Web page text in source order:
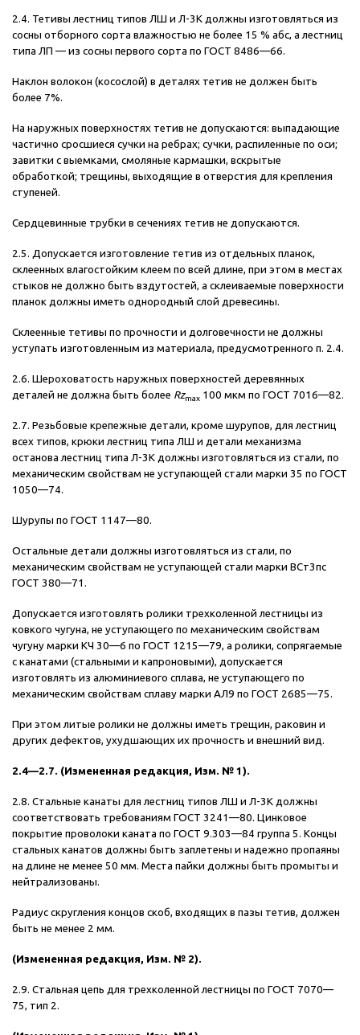
2.4. Тетивы лестниц типов ЛШ и Л-3К должны изготовляться из
сосны отборного сорта влажностью не более 15 % абс, а лестниц
типа ЛП — из сосны первого сорта по ГОСТ 8486—66.
Наклон волокон (косослой) в деталях тетив не должен быть
более 7%.
На наружных поверхностях тетив не допускаются: выпадающие
частично сросшиеся сучки на ребрах; сучки, распиленные по оси;
завитки с выемками, смоляные кармашки, вскрытые
обработкой; трещины, выходящие в отверстия для крепления
ступеней.
Сердцевинные трубки в сечениях тетив не допускаются.
2.5. Допускается изготовление тетив из отдельных планок,
cклеенных влагостойким клеем по всей длине, при этом в местах
стыков не должно быть вздутостей, а склеиваемые поверхности
планок должны иметь однородный слой древесины.
Склеенные тетивы по прочности и долговечности не должны
уступать изготовленным из материала, предусмотренного п. 2.4.
2.6. Шероховатость наружных поверхностей деревянных
деталей не должна быть более Rzmax 100 мкм по ГОСТ 7016—82.
2.7. Резьбовые крепежные детали, кроме шурупов, для лестниц
всех типов, крюки лестниц типа ЛШ и детали механизма
останова лестниц типа Л-3К должны изготовляться из стали, по
механическим свойствам не уступающей стали марки 35 по ГОСТ
1050—74.
Шурупы по ГОСТ 1147—80.
Остальные детали должны изготовляться из стали, по
механическим свойствам не уступающей стали марки ВСт3пс
ГОСТ 380—71.
Допускается изготовлять ролики трехколенной лестницы из
ковкого чугуна, не уступающего по механическим свойствам
чугуну марки КЧ 30—6 по ГОСТ 1215—79, а ролики, сопрягаемые
с канатами (стальными и капроновыми), допускается
изготовлять из алюминиевого сплава, не уступающего по
механическим свойствам сплаву марки АЛ9 по ГОСТ 2685—75.
При этом литые ролики не должны иметь трещин, раковин и
других дефектов, ухудшающих их прочность и внешний вид.
2.4—2.7. (Измененная редакция, Изм. № 1).
2.8. Стальные канаты для лестниц типов ЛШ и Л-3К должны
соответствовать требованиям ГОСТ 3241—80. Цинковое
покрытие проволоки каната по ГОСТ 9.303—84 группа 5. Концы
стальных канатов должны быть заплетены и надежно пропаяны
на длине не менее 50 мм. Места пайки должны быть промыты и
нейтрализованы.
Радиус скругления концов скоб, входящих в пазы тетив, должен
быть не менее 2 мм.
(Измененная редакция, Изм. № 2).
2.9. Стальная цепь для трехколенной лестницы по ГОСТ 7070—
75, тип 2.